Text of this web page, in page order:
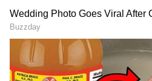
చదువు, సంక్షేమం, భవిష్యత్తు
అందించాలని అసోసియేషన్